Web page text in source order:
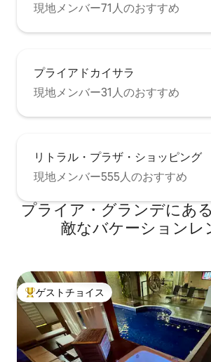
現地メンバー71人のおすすめ
プライアドカイサラ
現地メンバー31人のおすすめ
リトラル・プラザ・ショッピング
現地メンバー555人のおすすめ
プライア・グランデにあ
敵なバケーションレ
大好評のゲストチョイスです。
ゲストチョイス